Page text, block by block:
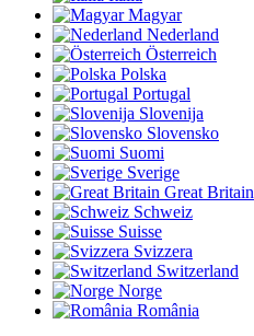
Magyar
Nederland
Österreich
Polska
Portugal
Slovenija
Slovensko
Suomi
Sverige
Great Britain
Schweiz
Suisse
Svizzera
Switzerland
Norge
România